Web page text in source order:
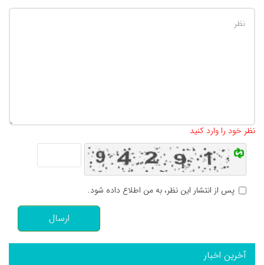
نظر خود را وارد کنید
پس از انتشار این نظر، به من اطلاع داده شود.
ارسال
آخرین اخبار